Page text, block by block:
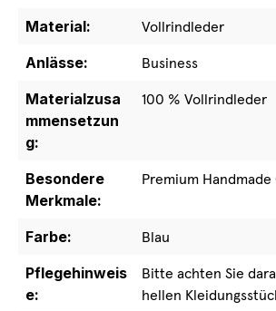
Material:
Vollrindleder
Anlässe:
Business
Materialzusa
mmensetzun
g:
100 % Vollrindleder
Besondere
Merkmale:
Premium
Farbe:
Blau
Pflegehinweis
e:
Bitte achten Sie
hellen